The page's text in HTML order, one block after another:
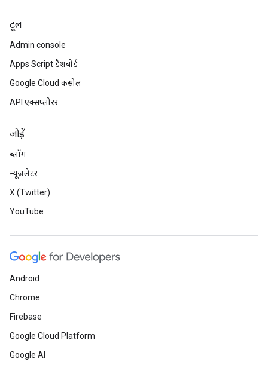
टूल
Admin console
Apps Script डैशबोर्ड
Google Cloud कंसोल
API एक्सप्लोरर
जोड़ें
ब्लॉग
न्यूज़लेटर
X (Twitter)
YouTube
Android
Chrome
Firebase
Google Cloud Platform
Google AI